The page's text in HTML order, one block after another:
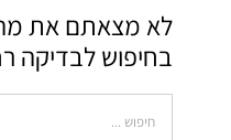
לא מצאתם את
בחיפוש לבדיקה
Search
for: